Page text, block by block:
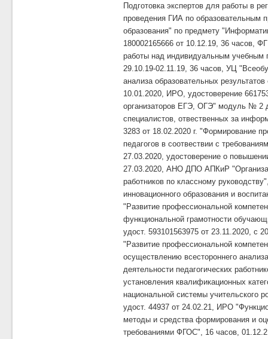
Подготовка экспертов для работы в
проведения ГИА по образовательным
образования" по предмету
180002165666 от 10.12.19, 36 часов,
работы над индивидуальным учебным
29.10.19-02.11.19, 36 часов, УЦ
анализа образовательных
10.01.2020, ИРО, удостоверение
организаторов ЕГЭ, ОГЭ" модуль № 2
специалистов, отвественных за
3283 от 18.02.2020 г. "Формирование
педагогов в соотвествии с
27.03.2020, удостоверение о
27.03.2020, АНО ДПО АПКиР
работников по классному
инновационного образования и
"Развитие профессиональной
функциональной грамотности
удост. 593101563975 от 23.11.2020, с
"Развитие профессиональной
осуществлению всестороннего
деятельности педагогических
установления квалификационных
национальной системы учительского
удост. 44937 от 24.02.21, ИРО
методы и средства формирования и
требованиями ФГОС", 16 часов,